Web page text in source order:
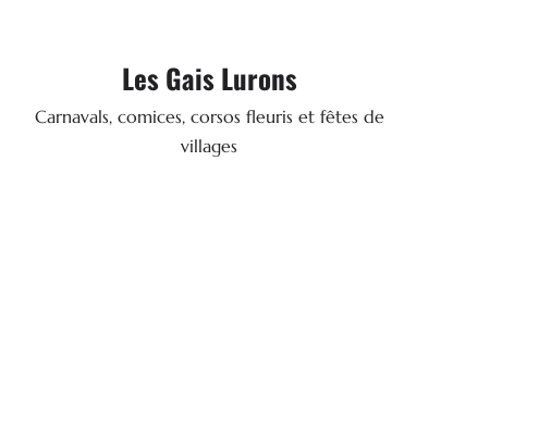
Les Gais Lurons
Carnavals, comices, corsos fleuris et fêtes de
villages
Arts de la rue
72380 SAINTE-JAMME-SUR-SARTHE
: 02 43 25 21 23